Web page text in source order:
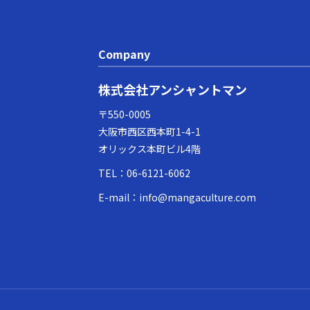
Company
株式会社アンシャントマン
〒550-0005
大阪市西区西本町1-4-1
オリックス本町ビル4階
TEL： 06-6121-6062
E-mail： info@mangaculture.com